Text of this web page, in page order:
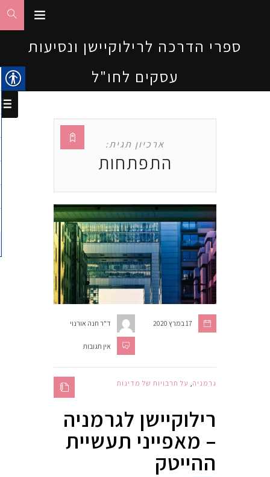
ספרי הדרכה לרילוקיישן ונסיעות
עסקים לחו"ל
ארכיון תגית:
התפתחות
ד"ר חנה אורנוי 17 במרץ 2020
אין תגובות
גרמניה על תרבויות של מדינות
רילוקיישן לגרמניה
– מאפייני תעשיית
ההייטק